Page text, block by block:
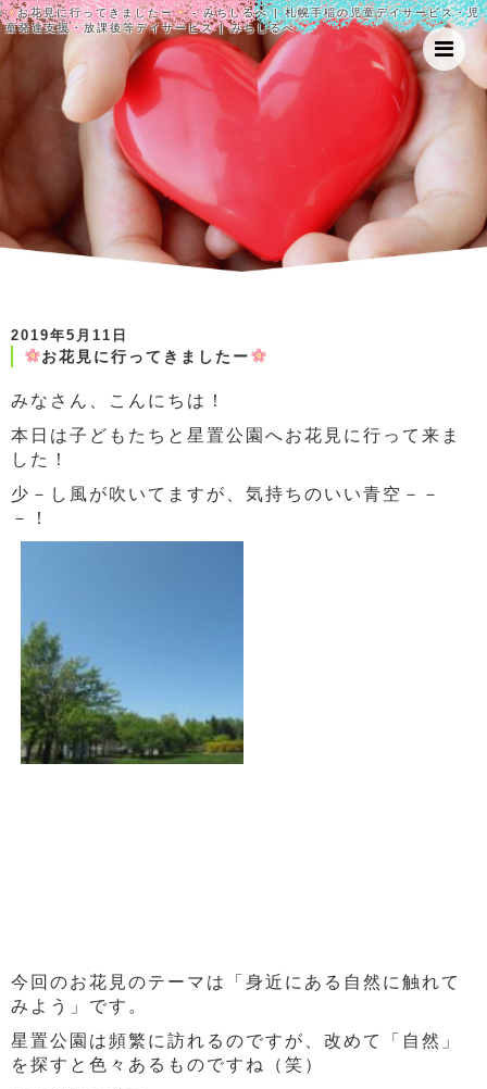
お花見に行ってきましたー
- みちしるべ | 札幌手稲の児童デイサービス・児
童発達支援・放課後等デイサービス | みちしるべ
2019年5月11日
お花見に行ってきましたー
みなさん、こんにちは！
本日は子どもたちと星置公園へお花見に行って来ま
した！
少－し風が吹いてますが、気持ちのいい青空－－
－！
今回のお花見のテーマは「身近にある自然に触れて
みよう」です。
星置公園は頻繁に訪れるのですが、改めて「自然」
を探すと色々あるものですね（笑）